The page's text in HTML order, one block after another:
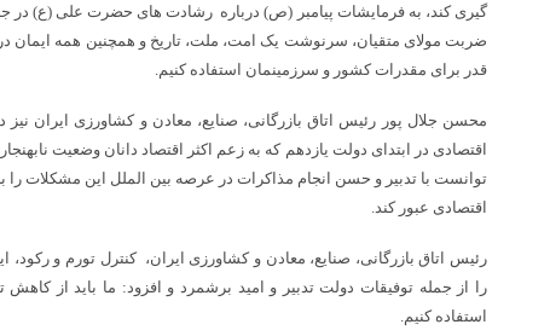
گیری کند، به فرمایشات پیامبر (ص) درباره رشادت های حضرت علی (ع) در
ضربت مولای متقیان، سرنوشت یک امت، ملت، تاریخ و همچنین همه ایمان در
قدر برای مقدرات کشور و سرزمینمان استفاده کنیم.
محسن جلال پور رئیس اتاق بازرگانی، صنایع، معادن و کشاورزی ایران
اقتصادی در ابتدای دولت یازدهم که به زعم اکثر اقتصاد دانان وضعیت
توانست با تدبیر و حسن انجام مذاکرات در عرصه بین الملل این مشکلات را
اقتصادی عبور کند.
رئیس اتاق بازرگانی، صنایع، معادن و کشاورزی ایران، کنترل تورم و
را از جمله توفیقات دولت تدبیر و امید برشمرد و افزود: ما باید از
استفاده کنیم.